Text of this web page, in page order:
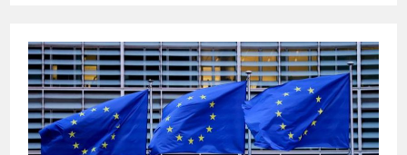
ΒΡΕΤΑΝΊΑ
ΚΑΙ
Η
ΓΕΡΜΑΝΊΑ
ΌΡΙΣΑΝ
ΠΈΝΤΕ
ΠΡΟΫΠΟΘΈΣΕΙΣ
ΓΙΑ
ΤΗΝ
ΕΠΊΤΕΥΞΗ